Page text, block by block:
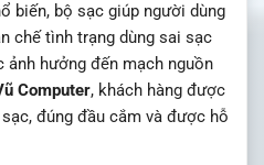
biến, bộ sạc giúp người dùng
chế tình trạng dùng sai sạc
ảnh hưởng đến mạch nguồn
Computer, khách hàng được
đúng đầu cắm và được hỗ